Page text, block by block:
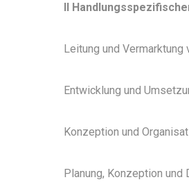
II
Leitung und Vermarktung
Entwicklung und
Konzeption und
Planung, Konzeption